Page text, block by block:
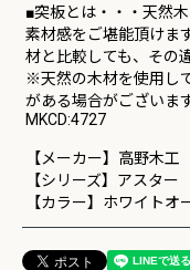
■突板とは・・・天然
素材感をご堪能頂けま
材と比較しても、その
※天然の木材を使用し
がある場合がございま
MKCD:4727
【メーカー】高野木工
【シリーズ】アスター
【カラー】ホワイトオ